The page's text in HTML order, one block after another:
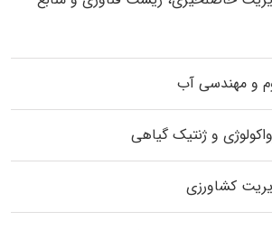
و مهندسی آب
و ژنتیک گیاهی
کشاورزی